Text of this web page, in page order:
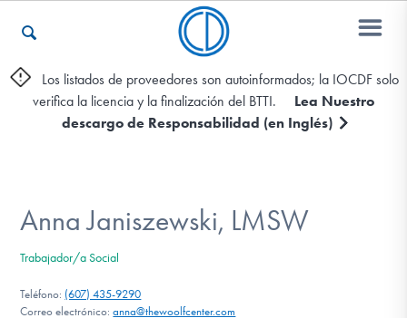
Otros Recursos
Encontrar Ayuda
Los listados de proveedores son autoinformados; la IOCDF solo
verifica la licencia y la finalización del BTTI.
Lea Nuestro
descargo de Responsabilidad (en Inglés)
Anna Janiszewski, LMSW
Trabajador/a Social
Teléfono: (607) 435-9290
Correo electrónico:anna@thewoolfcenter.com